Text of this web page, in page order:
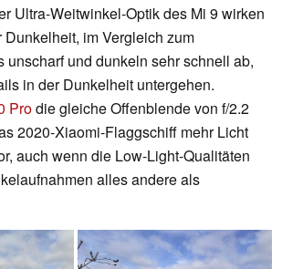
Ultra-Weitwinkel-Optik des Mi 9 wirken
im Vergleich zum
unscharf und dunkeln sehr schnell ab,
in der Dunkelheit untergehen.
Prodie gleiche Offenblende von f/2.2
2020-Xiaomi-Flaggschiff mehr Licht
auch wenn die Low-Light-Qualitäten
alles andere als